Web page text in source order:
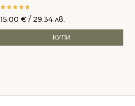
Alkemilla
15.00€ / 29.34 лв.
КУПИ